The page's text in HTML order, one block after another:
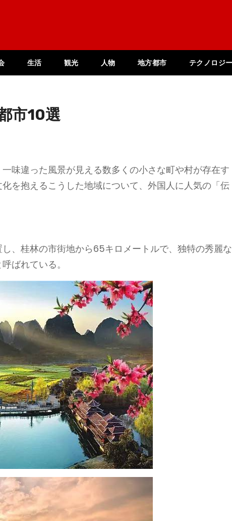
生活 観光 人物 地方都市 テクノロジ
市10選
味違った風景が見える数多くの小さな町や村が存在す
を抱えるこうした地域について、外国人に人気の「伝
、桂林の市街地から65キロメートルで、独特の秀麗な
ばれている。